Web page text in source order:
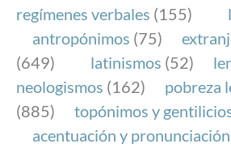
regímenes verbales (155)
antropónimos (75)
(649)
latinismos (52)
neologismos (162) pobreza
(885)
topónimos y
acentuación y pronunciación